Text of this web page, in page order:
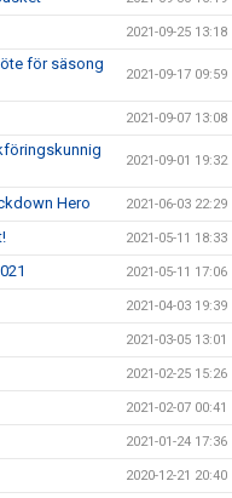
2021-09-25 13:18
för säsong
2021-09-17 09:59
2021-09-07 13:08
2021-09-01 19:32
Hero 2021-06-03 22:29
2021-05-11 18:33
2021-05-11 17:06
2021-04-03 19:39
2021-03-05 13:01
2021-02-25 15:26
2021-02-07 00:41
2021-01-24 17:36
2020-12-21 20:40